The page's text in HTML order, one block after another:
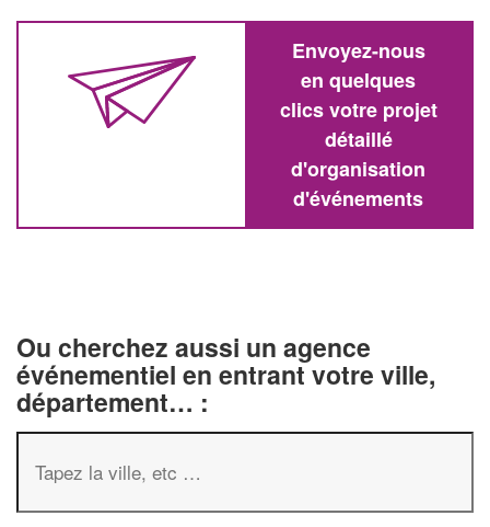
Envoyez-nous
en quelques
clics votre projet
détaillé
d'organisation
d'événements
Ou cherchez aussi un agence
événementiel en entrant votre ville,
département… :